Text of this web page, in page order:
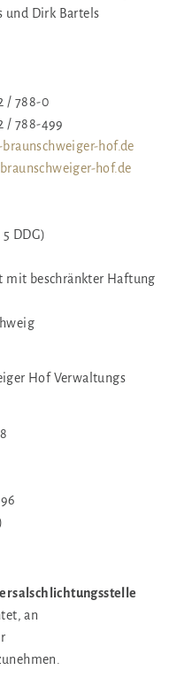
und Dirk Bartels
/ 788-0
/ 788-499
hof.de
hof.de
DDG)
mit beschränkter Haftung
Hof Verwaltungs
an